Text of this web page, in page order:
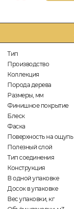
Тип
Производство
Коллекция
Порода дерева
Размеры, мм
Финишное покрытие
Блеск
Фаска
Поверхность на ощупь
Полезный слой
Тип соединения
Конструкция
В одной упаковке
Досок в упаковке
Вес упаковки, кг